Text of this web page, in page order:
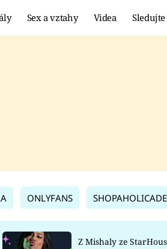
Sex a vztahy Videa
ONLYFANS
Z Mishaly ze